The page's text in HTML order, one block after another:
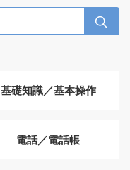
基礎知識／基本操作
電話／電話帳